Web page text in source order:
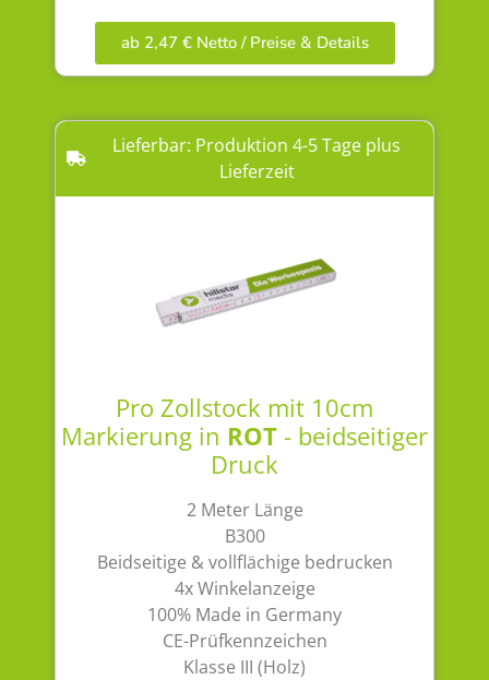
ab 2,47 € Netto / Preise & Details
Lieferbar: Produktion 4-5 Tage plus
Lieferzeit
Pro Zollstock mit 10cm
Markierung in ROT- beidseitiger
Druck
2 Meter Länge
B300
Beidseitige & vollflächige bedrucken
4x Winkelanzeige
100% Made in Germany
CE-Prüfkennzeichen
Klasse III (Holz)